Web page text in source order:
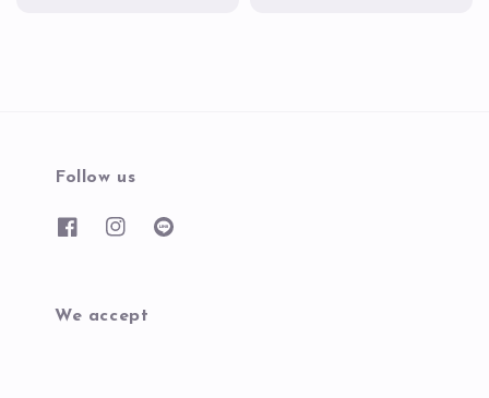
Follow us
We accept